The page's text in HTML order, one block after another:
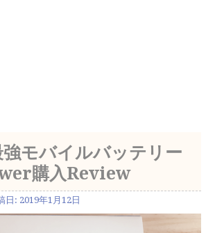
モバイルバッテリー
購入Review
日: 2019年1月12日